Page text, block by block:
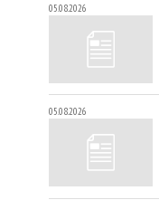
05.08.2026
05.08.2026